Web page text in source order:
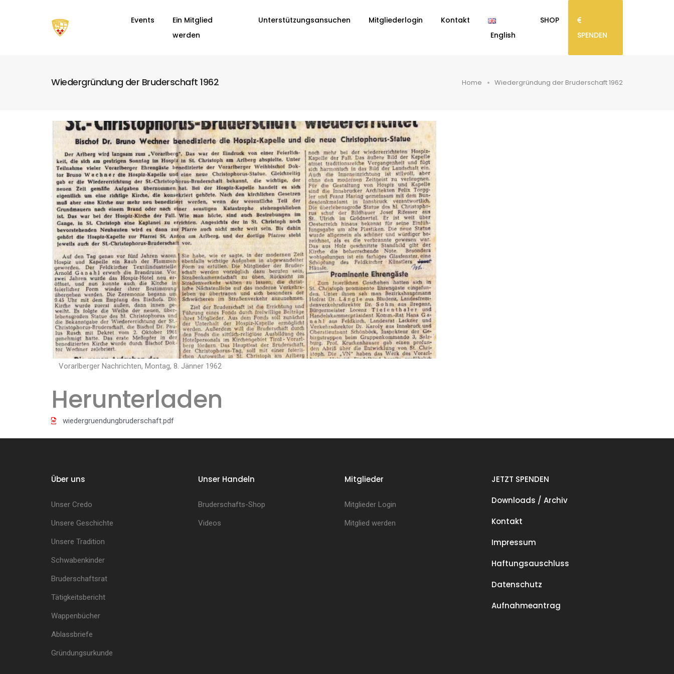
Events
Ein Mitglied
werden
Unterstützungsansuchen Mitgliederlogin
Kontakt
English
SHOP
SPENDEN
Wiedergründung der Bruderschaft 1962 Home Wiedergründung der Bruderschaft 1962
Vorarlberger Nachrichten, Montag, 8. Jänner 1962
Herunterladen
wiedergruendungbruderschaft.pdf
Über uns
Unser Credo
Unsere Geschichte
Unsere Tradition
Schwabenkinder
Bruderschaftsrat
Tätigkeitsbericht
Wappenbücher
Ablassbriefe
Gründungsurkunde
Unser Handeln
Bruderschafts-Shop
Videos
Mitglieder
Mitglieder Login
Mitglied werden
JETZT SPENDEN
Downloads / Archiv
Kontakt
Impressum
Haftungsauschluss
Datenschutz
Aufnahmeantrag